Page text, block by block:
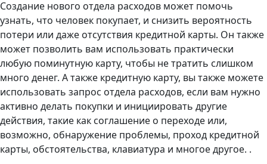
Создание нового отдела расходов может помочь
узнать, что человек покупает, и снизить вероятность
потери или даже отсутствия кредитной карты. Он также
может позволить вам использовать практически
любую поминутную карту, чтобы не тратить слишком
много денег. А также кредитную карту, вы также можете
использовать запрос отдела расходов, если вам нужно
активно делать покупки и инициировать другие
действия, такие как соглашение о переходе или,
возможно, обнаружение проблемы, проход кредитной
карты, обстоятельства, клавиатура и многое другое. .